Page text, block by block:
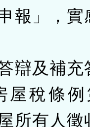
報」，實
辯及補充
屋稅條
所有人徵